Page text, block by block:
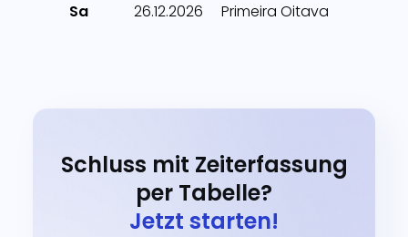
Sa
26.12.2026 Primeira Oitava
Schluss mit Zeiterfassung
per Tabelle?
Jetzt starten!